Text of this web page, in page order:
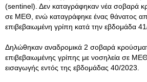
(sentinel). Δεν καταγράφηκαν νέα σοβαρά
σε ΜΕΘ, ενώ καταγράφηκε ένας θάνατος
επιβεβαιωμένη γρίπη κατά την εβδομάδα
Δηλώθηκαν αναδρομικά 2 σοβαρά
επιβεβαιωμένης γρίπης με νοσηλεία σε
εισαγωγής εντός της εβδομάδας 40/2023.